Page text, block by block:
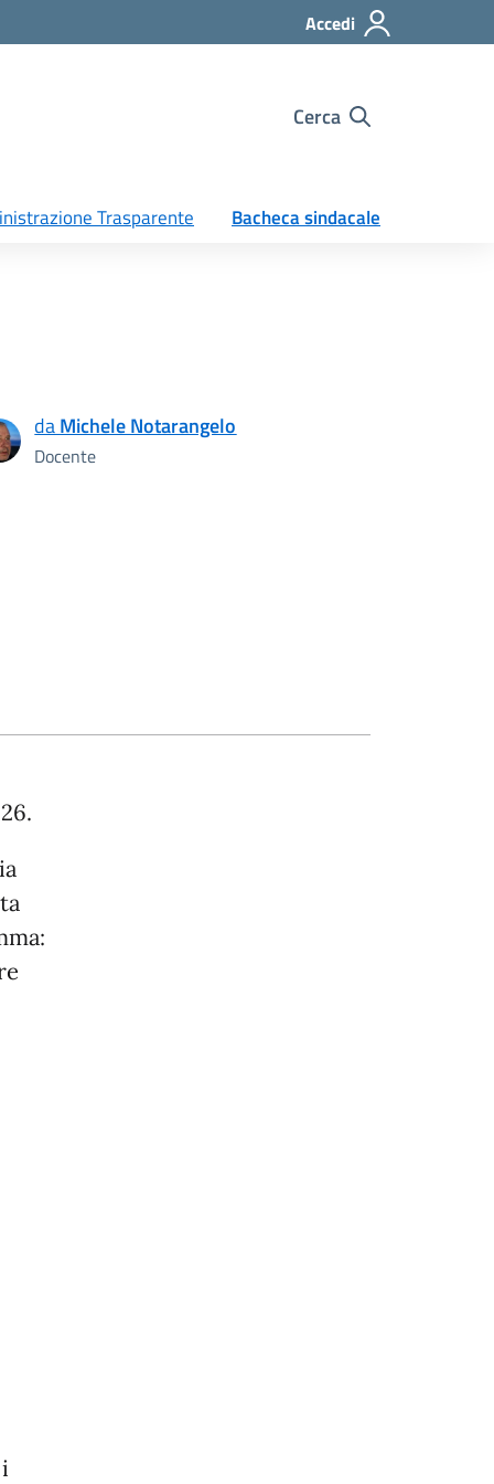
Accedi
Cerca
Trasparente Bacheca sindacale
daMichele Notarangelo
Docente